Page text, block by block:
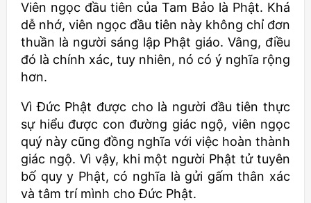
Viên ngọc đầu tiên của Tam Bảo là Phật. Khá
dễ nhớ, viên ngọc đầu tiên này không chỉ đơn
thuần là người sáng lập Phật giáo. Vâng, điều
đó là chính xác, tuy nhiên, nó có ý nghĩa rộng
hơn.
Vì Đức Phật được cho là người đầu tiên thực
sự hiểu được con đường giác ngộ, viên ngọc
quý này cũng đồng nghĩa với việc hoàn thành
giác ngộ. Vì vậy, khi một người Phật tử tuyên
bố quy y Phật, có nghĩa là gửi gấm thân xác
và tâm trí mình cho Đức Phật.